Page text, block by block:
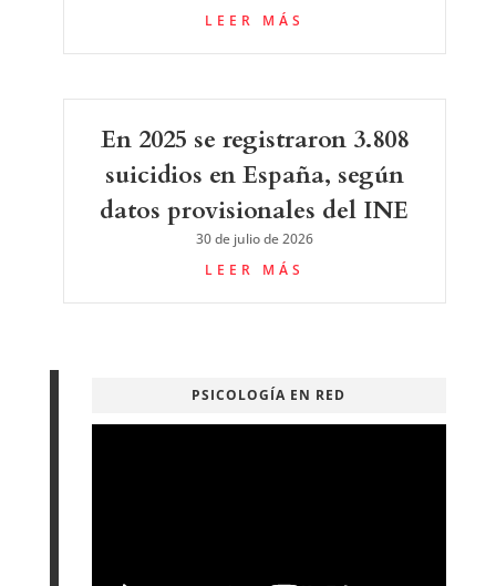
LEER MÁS
En 2025 se registraron 3.808
suicidios en España, según
datos provisionales del INE
30 de julio de 2026
LEER MÁS
PSICOLOGÍA EN RED